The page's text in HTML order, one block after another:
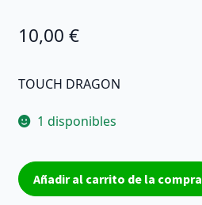
10,00 €
TOUCH DRAGON
1 disponibles
COVER
TABLET
Añadir al carrito de la compra